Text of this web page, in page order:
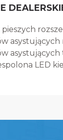
pieszych
asystujących
asystujących
LED